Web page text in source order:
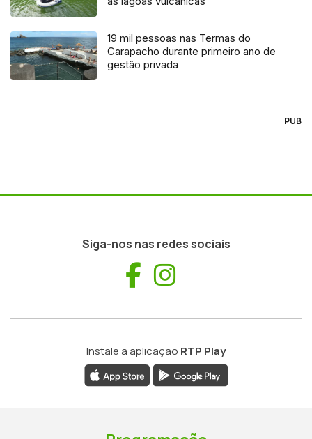
19 mil pessoas nas Termas do
Carapacho durante primeiro ano de
gestão privada
PUB
Siga-nos nas redes sociais
Facebook
Instale a aplicação RTP Play